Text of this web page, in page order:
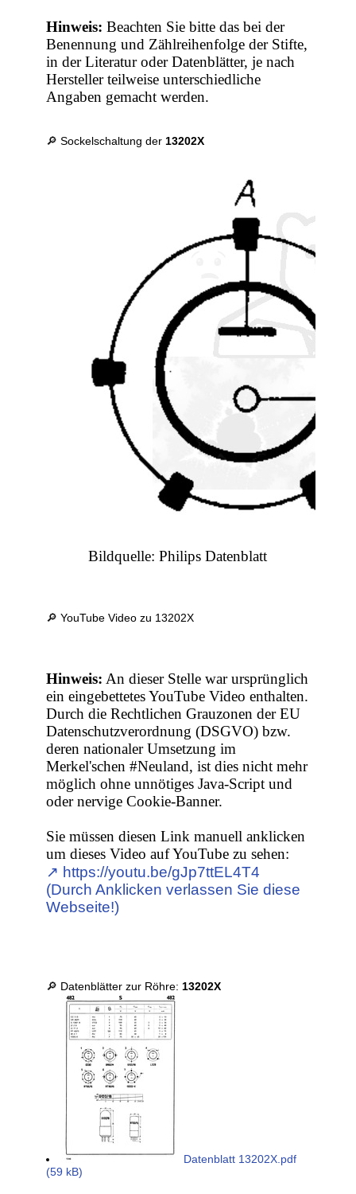
Hinweis: Beachten Sie bitte das bei der
Benennung und Zählreihenfolge der Stifte,
in der Literatur oder Datenblätter, je nach
Hersteller teilweise unterschiedliche
Angaben gemacht werden.
🔎 Sockelschaltung der 13202X
Bildquelle: Philips Datenblatt
🔎 YouTube Video zu 13202X
Hinweis: An dieser Stelle war ursprünglich
ein eingebettetes YouTube Video enthalten.
Durch die Rechtlichen Grauzonen der EU
Datenschutzverordnung (DSGVO) bzw.
deren nationaler Umsetzung im
Merkel'schen #Neuland, ist dies nicht mehr
möglich ohne unnötiges Java-Script und
oder nervige Cookie-Banner.
Sie müssen diesen Link manuell anklicken
um dieses Video auf YouTube zu sehen:
↗︎ https://youtu.be/gJp7ttEL4T4
(Durch Anklicken verlassen Sie diese
Webseite!)
🔎 Datenblätter zur Röhre: 13202X
Datenblatt 13202X.pdf
(59 kB)